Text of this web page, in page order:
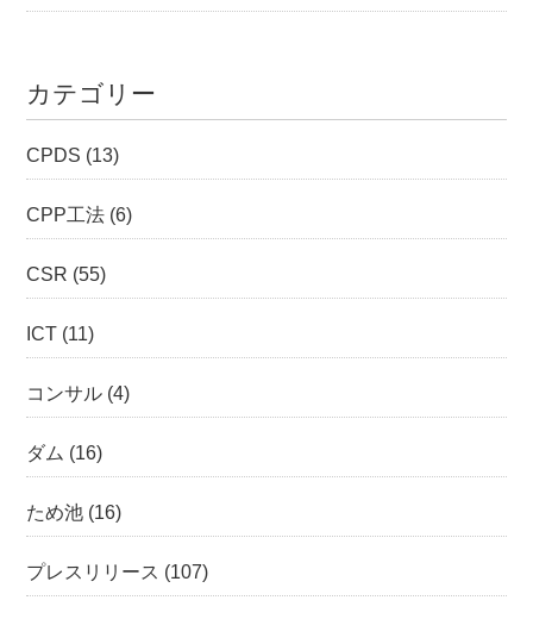
カテゴリー
CPDS (13)
CPP工法 (6)
CSR (55)
ICT (11)
コンサル (4)
ダム (16)
ため池 (16)
プレスリリース (107)